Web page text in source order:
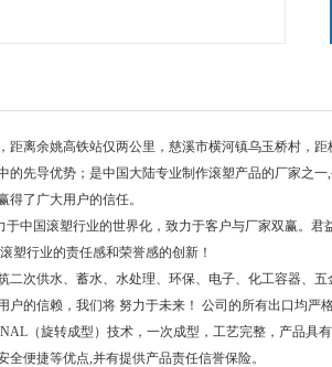
离余姚高铁站仅两公里，慈溪市横河镇乌玉桥村，
的先导优势；是中国大陆专业制作滚塑产品的厂家之
得了广大用户的信任。
中国滚塑行业的世界化，致力于客户与厂家双赢。
塑行业的责任感和荣誉感的创新！
次供水、蓄水、水处理、环保、电子、化工容器、
户的信赖，我们将 努力于未来！ 公司的所有出口均严
（旋转成型）技术，一次成型，工艺完整，产品
便捷等优点,并有提供产品责任信誉保险。